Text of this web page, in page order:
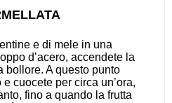
e di mele in una
d’acero, accendete la
bollore. A questo punto
cuocete per circa un’ora,
fino a quando la frutta